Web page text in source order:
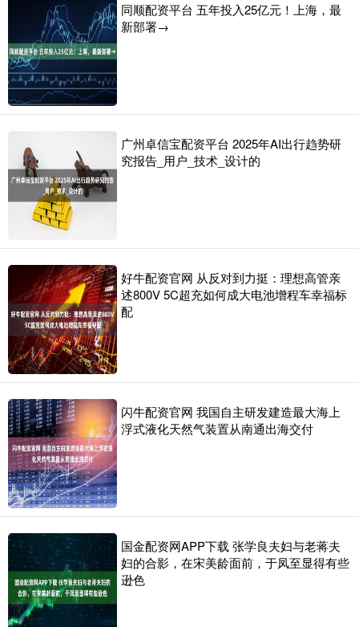
同顺配资平台 五年投入25亿元！上海，最
新部署→
广州卓信宝配资平台 2025年AI出行趋势研
究报告_用户_技术_设计的
好牛配资官网 从反对到力挺：理想高管亲
述800V 5C超充如何成大电池增程车幸福标
配
闪牛配资官网 我国自主研发建造最大海上
浮式液化天然气装置从南通出海交付
国金配资网APP下载 张学良夫妇与老蒋夫
妇的合影，在宋美龄面前，于凤至显得有些
逊色